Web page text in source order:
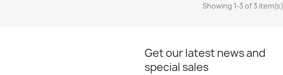
Showing 1-3 of 3 item(s)
Get our latest news and
special sales